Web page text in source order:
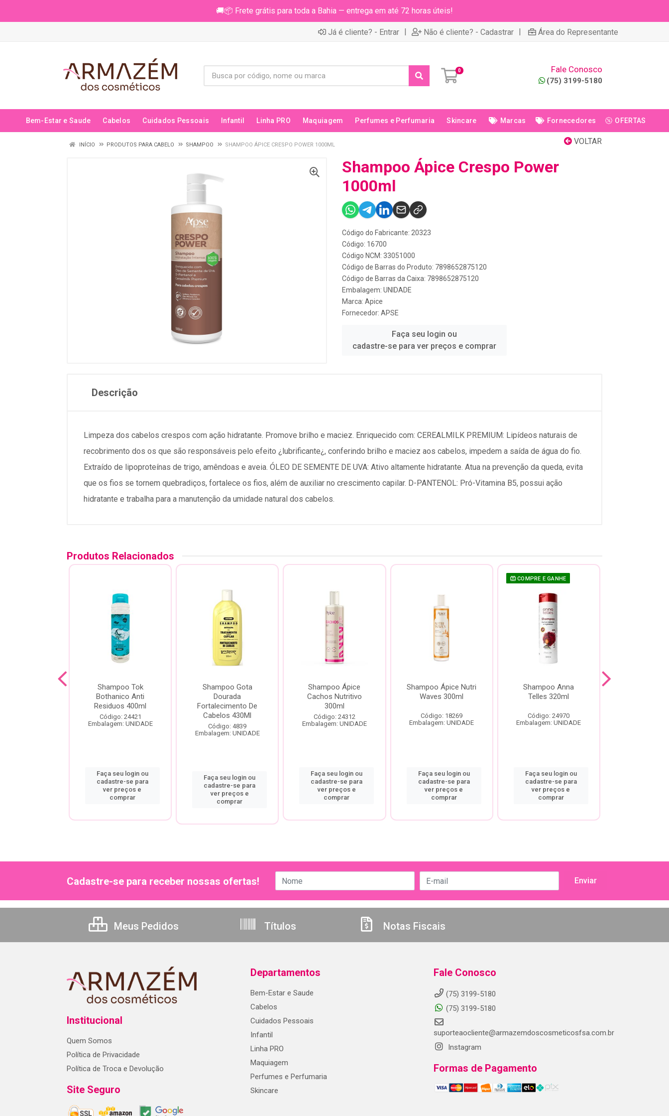
🚚📦 Frete grátis para toda a Bahia — entrega em até 72 horas úteis!
Já é cliente? - Entrar | Não é cliente? - Cadastrar | Área do Representante
0 Fale Conosco
(75) 3199-5180
Bem-Estar e Saude Cabelos Cuidados Pessoais Infantil Linha PRO Maquiagem Perfumes e Perfumaria Skincare Marcas Fornecedores OFERTAS
VOLTAR
INÍCIO PRODUTOS PARA CABELO SHAMPOO SHAMPOO ÁPICE CRESPO POWER 1000ML
Shampoo Ápice Crespo Power
1000ml
Código do Fabricante: 20323
Código: 16700
Código NCM: 33051000
Código de Barras do Produto: 7898652875120
Código de Barras da Caixa: 7898652875120
Embalagem: UNIDADE
Marca: Apice
Fornecedor: APSE
Faça seu login ou
cadastre-se para ver preços e comprar
Descrição
Limpeza dos cabelos crespos com ação hidratante. Promove brilho e maciez. Enriquecido com: CEREALMILK PREMIUM: Lipídeos naturais de
recobrimento dos ­os que são responsáveis pelo efeito ¿lubrificante¿, conferindo brilho e maciez aos cabelos, impedem a saída de água do fio.
Extraído de lipoproteínas de trigo, amêndoas e aveia. ÓLEO DE SEMENTE DE UVA: Ativo altamente hidratante. Atua na prevenção da queda, evita
que os fios se tornem quebradiços, fortalece os fios, além de auxiliar no crescimento capilar. D-PANTENOL: Pró-Vitamina B5, possui ação
hidratante e trabalha para a manutenção da umidade natural dos cabelos.
Produtos Relacionados
Shampoo Tok
Bothanico Anti
Residuos 400ml
Código: 24421
Embalagem: UNIDADE
Faça seu login ou
cadastre-se para
ver preços e
comprar
Shampoo Gota
Dourada
Fortalecimento De
Cabelos 430Ml
Código: 4839
Embalagem: UNIDADE
Faça seu login ou
cadastre-se para
ver preços e
comprar
Shampoo Ápice
Cachos Nutritivo
300ml
Código: 24312
Embalagem: UNIDADE
Faça seu login ou
cadastre-se para
ver preços e
comprar
Shampoo Ápice Nutri
Waves 300ml
Código: 18269
Embalagem: UNIDADE
Faça seu login ou
cadastre-se para
ver preços e
comprar
COMPRE E GANHE
Shampoo Anna
Telles 320ml
Código: 24970
Embalagem: UNIDADE
Faça seu login ou
cadastre-se para
ver preços e
comprar
Cadastre-se para receber nossas ofertas!
Meus Pedidos Títulos Notas Fiscais
Institucional
Quem Somos
Política de Privacidade
Política de Troca e Devolução
Site Seguro
Departamentos
Bem-Estar e Saude
Cabelos
Cuidados Pessoais
Infantil
Linha PRO
Maquiagem
Perfumes e Perfumaria
Skincare
Fale Conosco
(75) 3199-5180
(75) 3199-5180
suporteaocliente@armazemdoscosmeticosfsa.com.br
Instagram
Formas de Pagamento